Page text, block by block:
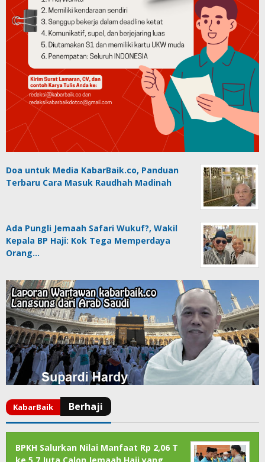
Doa untuk Media KabarBaik.co, Panduan
Terbaru Cara Masuk Raudhah Madinah
Ada Pungli Jemaah Safari Wukuf?, Wakil
Kepala BP Haji: Kok Tega Memperdaya
Orang…
BPKH Salurkan Nilai Manfaat Rp 2,06 T